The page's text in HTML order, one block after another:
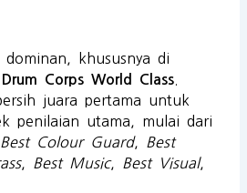
khususnya di
Drum Corps World Class.
juara pertama untuk
penilaian utama, mulai dari
Best Colour Guard, Best
, Best Music, Best Visual,